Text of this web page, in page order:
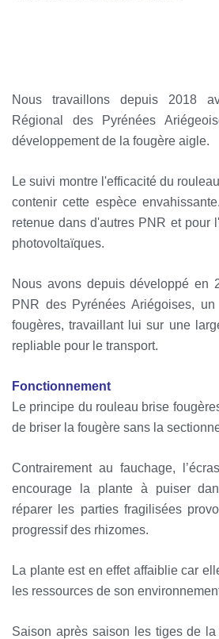
Nous travaillons depuis 2018
Régional des Pyrénées
développement de la fougère aigle.
Le suivi montre l'efficacité du
contenir cette espèce
retenue dans d'autres PNR et pour
photovoltaïques.
Nous avons depuis développé en
PNR des Pyrénées Ariégoises,
fougères, travaillant lui sur une
repliable pour le transport.
Fonctionnement
Le principe du rouleau brise
de briser la fougère sans la
Contrairement au fauchage,
encourage la plante à puiser
réparer les parties fragilisées
progressif des rhizomes.
La plante est en effet affaiblie car
les ressources de son
Saison après saison les tiges de